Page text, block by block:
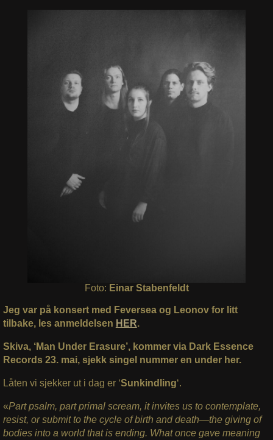
Foto: Einar Stabenfeldt
Jeg var på konsert med Feversea og Leonov for litt
tilbake, les anmeldelsen HER.
Skiva, ‘Man Under Erasure’, kommer via Dark Essence
Records 23. mai, sjekk singel nummer en under her.
Låten vi sjekker ut i dag er ‘Sunkindling‘.
«Part psalm, part primal scream, it invites us to contemplate,
resist, or submit to the cycle of birth and death—the giving of
bodies into a world that is ending. What once gave meaning